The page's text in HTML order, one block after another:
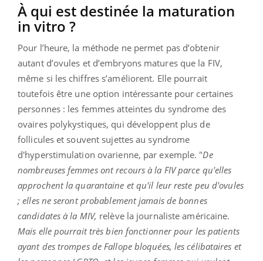
À qui est destinée la maturation
in vitro ?
Pour l’heure, la méthode ne permet pas d’obtenir
autant d’ovules et d’embryons matures que la FIV,
même si les chiffres s’améliorent. Elle pourrait
toutefois être une option intéressante pour certaines
personnes : les femmes atteintes du syndrome des
ovaires polykystiques, qui développent plus de
follicules et souvent sujettes au syndrome
d'hyperstimulation ovarienne, par exemple. "De
nombreuses femmes ont recours à la FIV parce qu'elles
approchent la quarantaine et qu'il leur reste peu d'ovules
; elles ne seront probablement jamais de bonnes
candidates à la MIV, relève la journaliste américaine.
Mais elle pourrait très bien fonctionner pour les patients
ayant des trompes de Fallope bloquées, les célibataires et